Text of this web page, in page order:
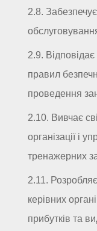
2.8.
2.9.
правил
проведення
2.10. Вивчає
організації і
тренажерних
2.11.
керівних
прибутків та